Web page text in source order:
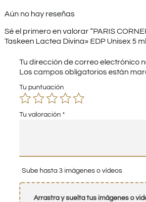
Aún no hay reseñas
Sé el primero en valorar “PARIS
Taskeen Lactea Divina» EDP Unisex 5
Tu dirección de correo electrónico
Los campos obligatorios están
Tu puntuación
Tu valoración *
Sube hasta 3 imágenes o vídeos
Arrastra y suelta tus imágenes o